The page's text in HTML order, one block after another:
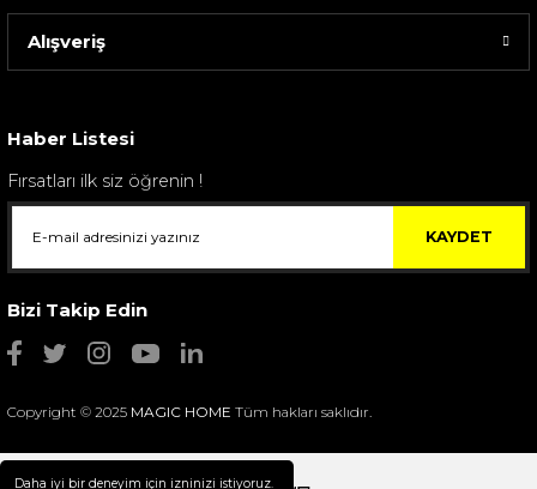
Daha iyi bir deneyim için izninizi istiyoruz.
Sarev Elfıda Flanel Nevresim Takımı Çift Kişili...
Alışveriş
Haber Listesi
Fırsatları ilk siz öğrenin !
KAYDET
Bizi Takip Edin
Copyright © 2025 MAGIC HOME Tüm hakları saklıdır.